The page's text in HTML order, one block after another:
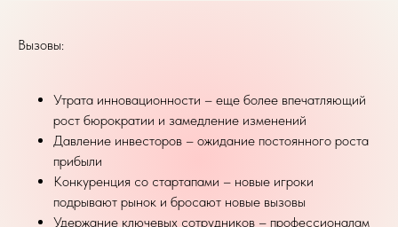
Вызовы:
Утрата инновационности – еще более впечатляющий
рост бюрократии и замедление изменений
Давление инвесторов – ожидание постоянного роста
прибыли
Конкуренция со стартапами – новые игроки
подрывают рынок и бросают новые вызовы
Удержание ключевых сотрудников – профессионалам